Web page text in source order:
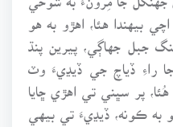
بيهندا هئا، اهڙو به هو
جبل جهاڳي، پيرين پنڌ
راءِ ڏياچ جي ڏيڍيءَ وٽ
پر سڀني تي اهڙي ڇايا
به ڪونه، ڏيڍيءَ تي بيهي